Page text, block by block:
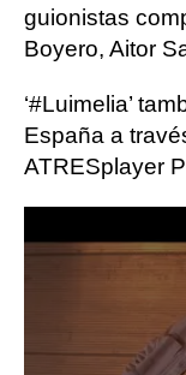
guionistas
Boyero, Aitor
‘#Luimelia’
España a
ATRESplayer